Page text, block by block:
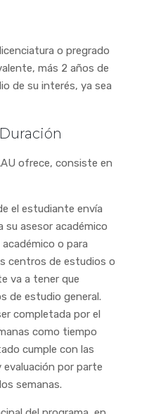
o pregrado
más 2 años de
de su interés, ya sea
ofrece, consiste en
el estudiante envía
su asesor académico
o para
centros de estudios o
va a tener que
de estudio general.
completada por el
como tiempo
cumple con las
evaluación por parte
semanas.